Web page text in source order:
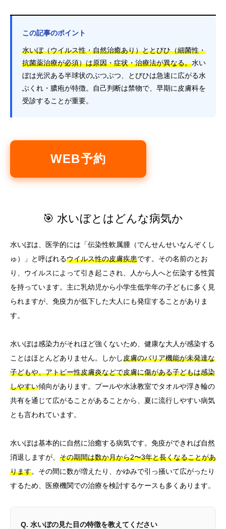
この記事のポイント
水いぼ（ウイルス性・自然治癒あり）ととびひ（細菌性・
抗菌薬治療が必須）は原因・症状・治療法が異なる。水い
ぼは光沢ある半球状のぶつぶつ、とびひは急速に広がる水
ぶくれ・膿疱が特徴。自己判断は禁物で、早期に皮膚科を
受診することが重要。
WEB予約
🎯 水いぼとはどんな病気か
水いぼは、医学的には「伝染性軟属腫（でんせんせいなんぞくし
ゅ）」と呼ばれるウイルス性の皮膚疾患です。その名前のとお
り、ウイルスによって引き起こされ、人から人へと伝染する性質
を持っています。主に乳幼児から小学生低学年の子どもに多く見
られますが、免疫力が低下した大人にも発症することがありま
す。
水いぼは感染力がそれほど強くないため、健康な大人が感染する
ことはほとんどありません。しかし皮膚のバリア機能が未発達な
子どもや、アトピー性皮膚炎などで皮膚に傷がある子どもは感染
しやすい傾向があります。プールや水泳教室でタオルや浮き輪の
共有を通じて広がることがあることから、夏に流行しやすい病気
とも言われています。
水いぼは基本的に自然に治癒する病気です。免疫ができれば自然
消退しますが、 その期間は数か月から2〜3年と長くなることがあ
ります。その間に数が増えたり、かゆみで引っ掻いて広がったり
するため、医療機関での治療を検討するケースも多くあります。
Q. 水いぼの見た目の特徴を教えてください